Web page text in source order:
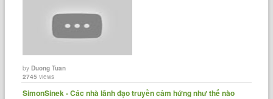
byDuong Tuan
2745 views
SimonSinek - Các nhà lãnh đạo truyền cảm hứng như thế nào